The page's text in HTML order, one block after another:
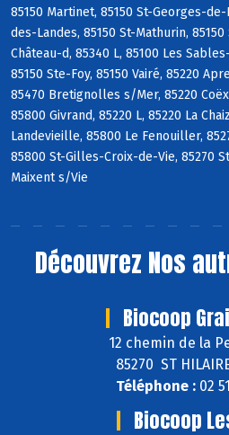
85150 Martinet, 85150 St-Georges-
des-Landes, 85150 St-Mathurin,
Château-d, 85340 L, 85100 Les
85150 Ste-Foy, 85150 Vairé, 85220
85470 Bretignolles s/Mer, 85220
85800 Givrand, 85220 L, 85220 La
Landevieille, 85800 Le Fenouiller,
85800 St-Gilles-Croix-de-Vie, 85270
Maixent s/Vie
Découvrez Nos
Biocoop
12 chemin de la
85270 ST
Téléphone : 02
Biocoop